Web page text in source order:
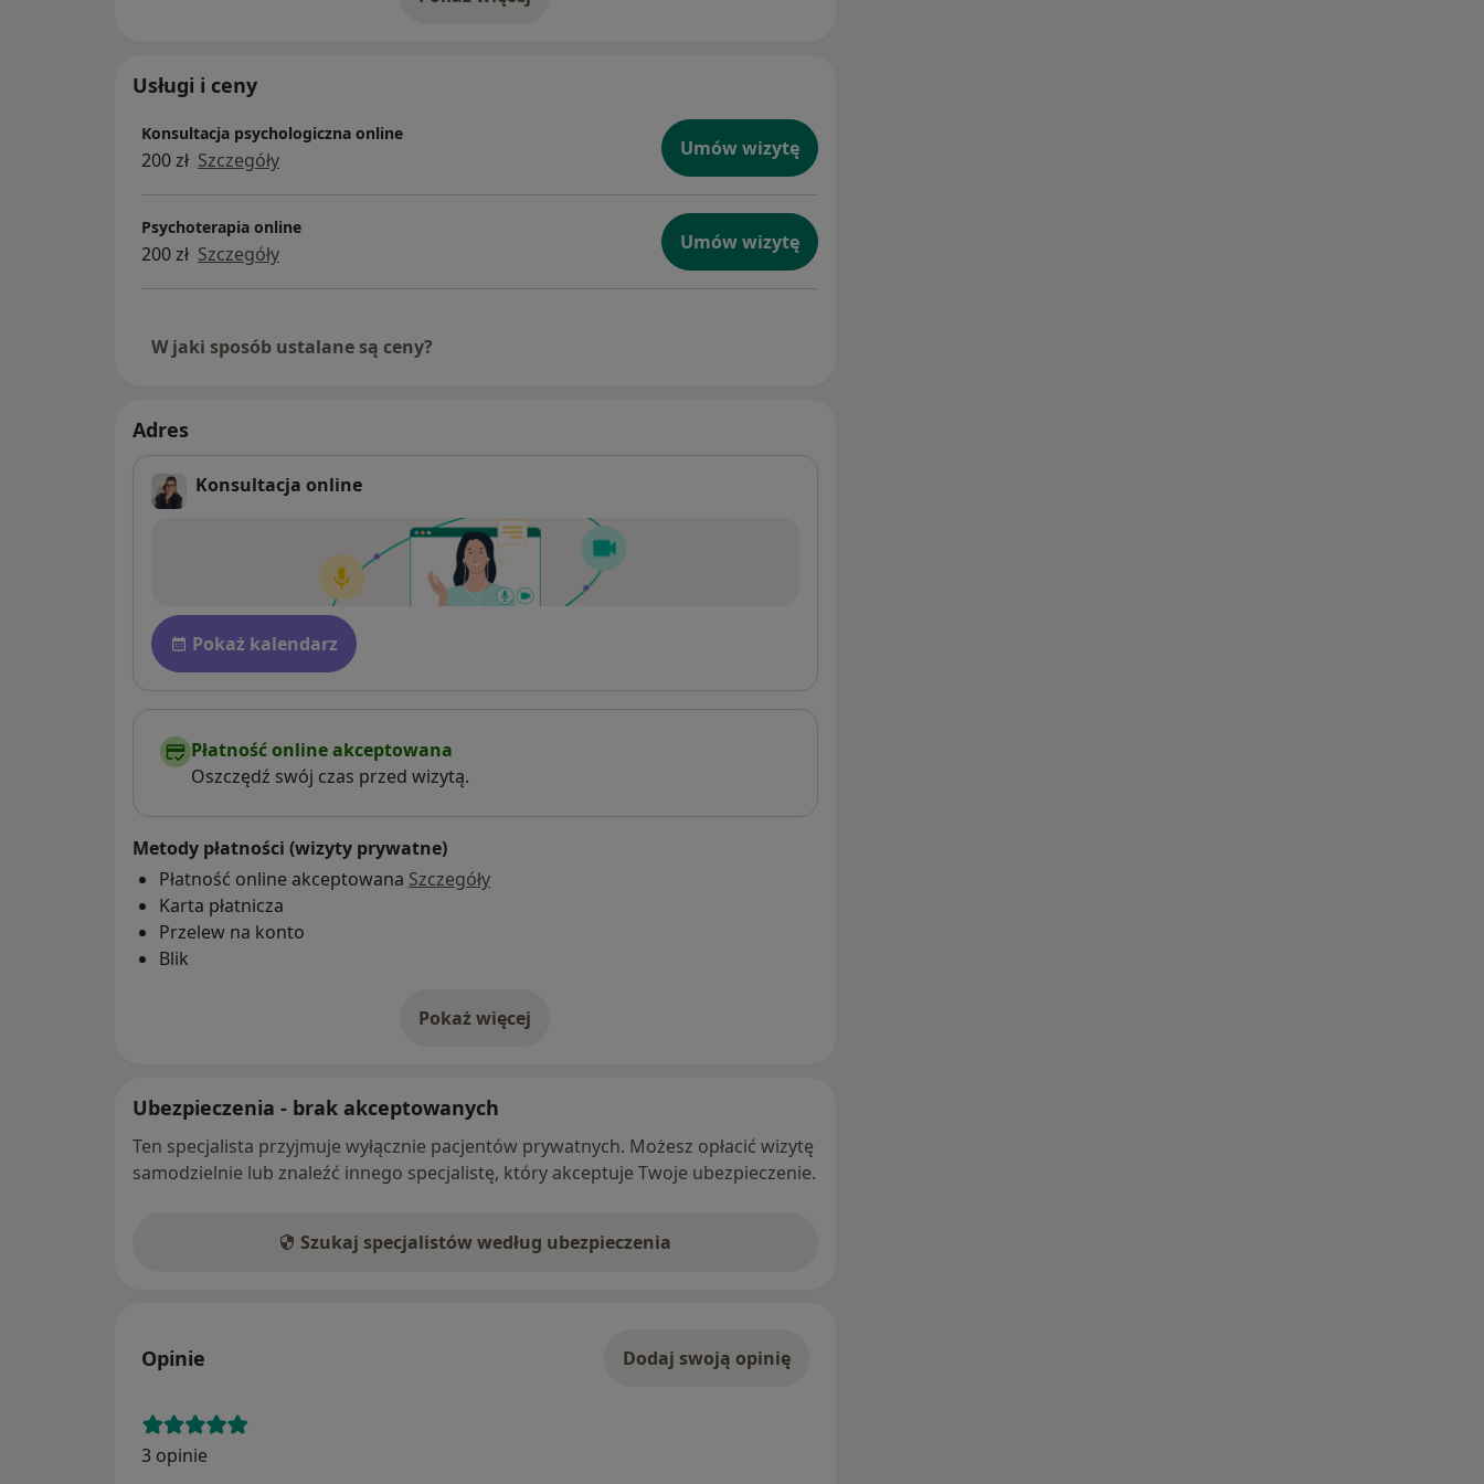
o doświadczeniu
Usługi i ceny
Konsultacja psychologiczna online
200 zł Szczegóły Umów wizytę
Psychoterapia online
200 zł Szczegóły Umów wizytę
W jaki sposób ustalane są ceny?
Adres
Konsultacja online
Dostępność
Pokaż kalendarz
Płatność online akceptowana
Oszczędź swój czas przed wizytą.
Metody płatności (wizyty prywatne)
Płatność online akceptowana Szczegóły
Karta płatnicza
Przelew na konto
Blik
Pokaż więcej
o adresie
Ubezpieczenia - brak akceptowanych
Ten specjalista przyjmuje wyłącznie pacjentów prywatnych. Możesz opłacić wizytę
samodzielnie lub znaleźć innego specjalistę, który akceptuje Twoje ubezpieczenie.
Szukaj specjalistów według ubezpieczenia
Opinie Dodaj swoją opinię
3 opinie